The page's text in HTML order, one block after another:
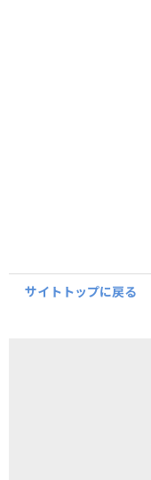
サイトトップに戻る